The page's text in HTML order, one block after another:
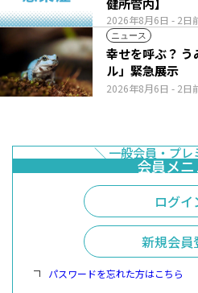
2026年8月6日 - 2日
健所管内】
ニュース
2026年8月6日 - 2日
幸せを呼ぶ？
ル」緊急展示
ログイ
新規会員
パスワードを忘れた方はこちら